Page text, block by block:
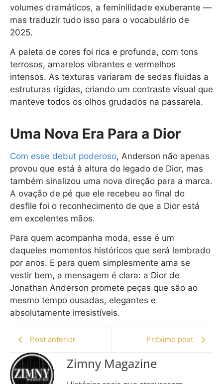
volumes dramáticos, a feminilidade exuberante —
mas traduzir tudo isso para o vocabulário de
2025.
A paleta de cores foi rica e profunda, com tons
terrosos, amarelos vibrantes e vermelhos
intensos. As texturas variaram de sedas fluidas a
estruturas rígidas, criando um contraste visual que
manteve todos os olhos grudados na passarela.
Uma Nova Era Para a Dior
Com esse debut poderoso, Anderson não apenas
provou que está à altura do legado de Dior, mas
também sinalizou uma nova direção para a marca.
A ovação de pé que ele recebeu ao final do
desfile foi o reconhecimento de que a Dior está
em excelentes mãos.
Para quem acompanha moda, esse é um
daqueles momentos históricos que será lembrado
por anos. E para quem simplesmente ama se
vestir bem, a mensagem é clara: a Dior de
Jonathan Anderson promete peças que são ao
mesmo tempo ousadas, elegantes e
absolutamente irresistíveis.
Post anterior Próximo post
Zimny Magazine